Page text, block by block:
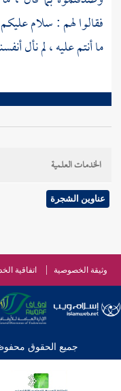
فقالوا لهم : سلام
ما أنتم عليه ، لم نأل
الخدمات العلمية
عناوين الشجرة
وثيقة الخصوصية اتفاقية
جميع الحقوق محفوظة © 2026 - 1998